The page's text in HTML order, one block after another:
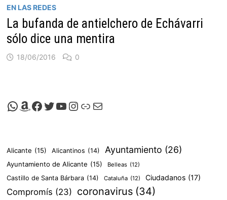
EN LAS REDES
La bufanda de antielchero de Echávarri
sólo dice una mentira
18/06/2016 0
Canal de Whatsapp de Viscalacant
Comprar en Amazon
Facebook de Viscalacant
Twitter de Viscalacant
Canal de Youtube de Viscalacant
Instagram de Viscalacant
Viscalacant en Polkaverse
Correo electrónico
Alicante (15) Alicantinos (14) Ayuntamiento (26)
Ayuntamiento de Alicante (15) Belleas (12)
Castillo de Santa Bárbara (14) Cataluña (12) Ciudadanos (17)
Compromís (23) coronavirus (34)